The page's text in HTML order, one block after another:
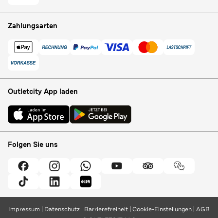
Zahlungsarten
Outletcity App laden
Folgen Sie uns
Impressum Datenschutz Barrierefreiheit Cookie-Einstellungen AGB